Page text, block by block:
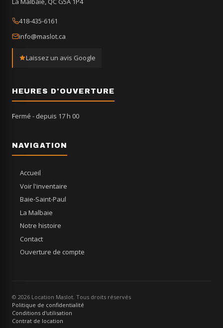
418-435-6161
info@maslot.ca
Laissez un avis Google
HEURES D'OUVERTURE
Fermé - depuis 17 h 00
NAVIGATION
Accueil
Voir l'inventaire
Baie-Saint-Paul
La Malbaie
Notre histoire
Contact
Ouverture de compte
© 2026 Location Maslot. Tous droits réservés
Politique de confidentialité
Conditions d'utilisation
Contrat de location